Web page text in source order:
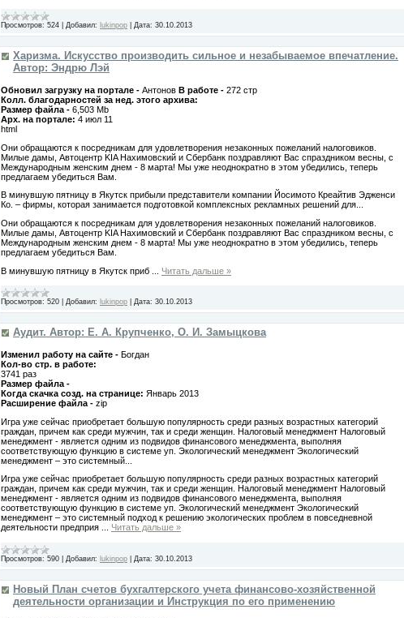
Просмотров: 524 Добавил: lukinpop Дата: 30.10.2013
Харизма. Искусство производить сильное и незабываемое впечатление.
Автор: Эндрю Лэй
Обновил загрузку на портале - Антонов В работе - 272 стр
Колл. благодарностей за нед. этого архива:
Размер файла - 6,503 Mb
Арх. на портале: 4 июл 11
html
Они обращаются к посредникам для удовлетворения незаконных пожеланий налоговиков.
Милые дамы, Автоцентр KIA Нахимовский и Сбербанк поздравляют Вас спраздником весны, с
Международным женским днем - 8 марта! Мы уже неоднократно в этом убедились, теперь
предлагаем убедиться Вам.
В минувшую пятницу в Якутск прибыли представители компании Йосимото Креайтив Эдженси
Ко. – фирмы, которая занимается подготовкой комплексных рекламных решений для...
Они обращаются к посредникам для удовлетворения незаконных пожеланий налоговиков.
Милые дамы, Автоцентр KIA Нахимовский и Сбербанк поздравляют Вас спраздником весны, с
Международным женским днем - 8 марта! Мы уже неоднократно в этом убедились, теперь
предлагаем убедиться Вам.
В минувшую пятницу в Якутск приб
Читать дальше »
Просмотров: 520 Добавил: lukinpop Дата: 30.10.2013
Аудит. Автор: Е. А. Крупченко, О. И. Замыцкова
Изменил работу на сайте - Богдан
Кол-во стр. в работе:
3741 раз
Размер файла -
Когда скачка созд. на странице: Январь 2013
Расширение файла - zip
Игра уже сейчас приобретает большую популярность среди разных возрастных категорий
граждан, причем как среди мужчин, так и среди женщин. Налоговый менеджмент Налоговый
менеджмент - является одним из подвидов финансового менеджмента, выполняя
соответствующую функцию в системе уп. Экологический менеджмент Экологический
менеджмент – это системный...
Игра уже сейчас приобретает большую популярность среди разных возрастных категорий
граждан, причем как среди мужчин, так и среди женщин. Налоговый менеджмент Налоговый
менеджмент - является одним из подвидов финансового менеджмента, выполняя
соответствующую функцию в системе уп. Экологический менеджмент Экологический
менеджмент – это системный подход к решению экологических проблем в повседневной
деятельности предприя
Читать дальше »
Просмотров: 590 Добавил: lukinpop Дата: 30.10.2013
Новый План счетов бухгалтерского учета финансово-хозяйственной
деятельности организации и Инструкция по его применению